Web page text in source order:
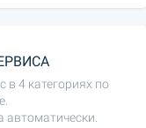
в 4 категориях по
автоматически.